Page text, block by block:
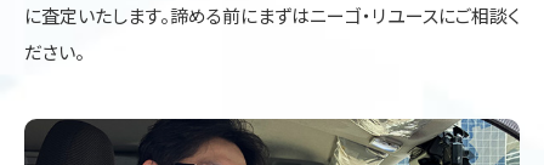
に査定いたします。諦める前にまずはニーゴ・リユースにご相談く
ださい。